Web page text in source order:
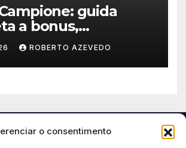
o consentimento
guida
a bonus,
pagamenti e
ROBERTO AZEVEDO